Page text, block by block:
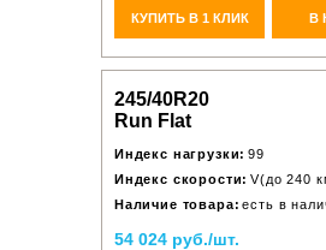
КУПИТЬ В 1 КЛИК В
245/40R20
Run Flat
Индекс нагрузки: 99
Индекс скорости: V(до 240
Наличие товара: есть в
54 024 руб./шт.